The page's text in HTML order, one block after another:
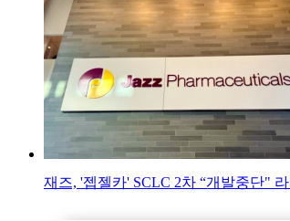
재즈, '젭젤카' SCLC 2차 “개발중단"